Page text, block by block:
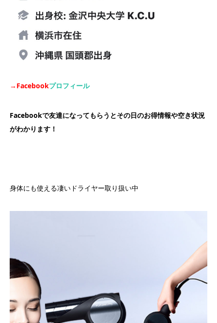
→Facebookプロフィール
Facebookで友達になってもらうとその日のお得情報や空き状況
がわかります！
身体にも使える凄いドライヤー取り扱い中